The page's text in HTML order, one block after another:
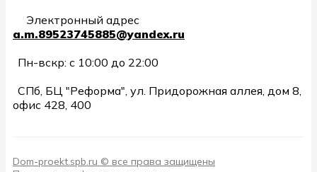
Электронный адрес
a.m.89523745885@yandex.ru
Пн-вскр: с 10:00 до 22:00
СПб, БЦ "Реформа", ул. Придорожная аллея, дом 8,
офис 428, 400
Dom-proekt.spb.ru © все права защищены